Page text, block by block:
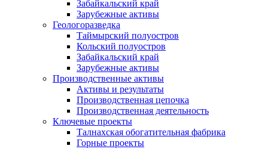
Забайкальский край
Зарубежные активы
Геологоразведка
Таймырский полуостров
Кольский полуостров
Забайкальский край
Зарубежные активы
Производственные активы
Активы и результаты
Производственная цепочка
Производственная деятельность
Ключевые проекты
Талнахская обогатительная фабрика
Горные проекты